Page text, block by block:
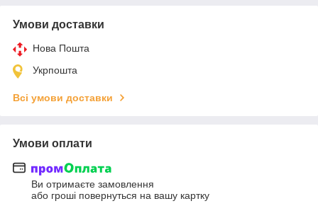
Умови доставки
Нова Пошта
Укрпошта
Всі умови доставки
Умови оплати
Ви отримаєте замовлення
або гроші повернуться на вашу картку